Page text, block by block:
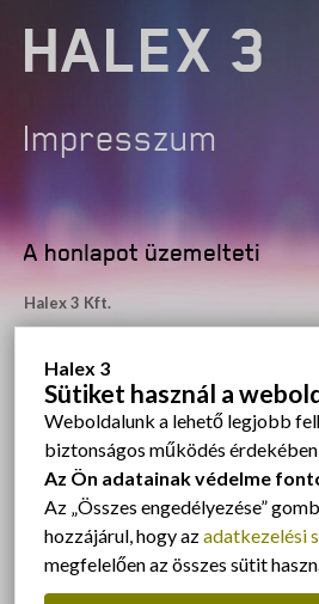
Halex 3
Sütiket használ a
Weboldalunk a lehető legjobb
biztonságos működés
Az Ön adatainak védelme
Az „Összes engedélyezése”
hozzájárul, hogy azadatkezelési
megfelelően az összes sütit
HALEX 3
Impresszum
A honlapot üzemelteti
Halex 3 Kft.
Adószám:
Cégjegyzékszám:
20-09-064565
Tartalomfelelős
Ügyvezető: Halász Tamás
A weboldalt készítette
Bábelhal Webstudio és Online